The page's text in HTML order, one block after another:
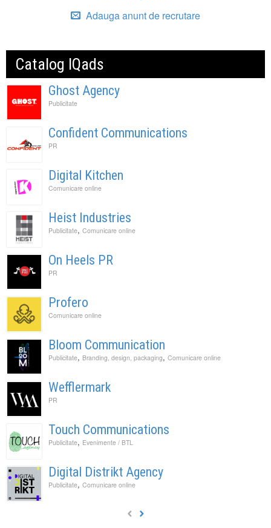
Adauga anunt de recrutare
Catalog IQads
Ghost Agency
Publicitate
Confident Communications
PR
Digital Kitchen
Comunicare online
Heist Industries
Publicitate, Comunicare online
On Heels PR
PR
Profero
Comunicare online
Bloom Communication
Publicitate, Branding, design, packaging, Comunicare online
Wefflermark
PR
Touch Communications
Publicitate, Evenimente / BTL
Digital Distrikt Agency
Publicitate, Comunicare online